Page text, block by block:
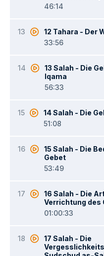
46:14
13
12 Tahara - Der
33:56
14
13 Salah - Die
Iqama
56:33
15
14 Salah - Die
51:08
16
15 Salah - Die
Gebet
53:49
17
16 Salah - Die
Verrichtung des
01:00:33
18
17 Salah - Die